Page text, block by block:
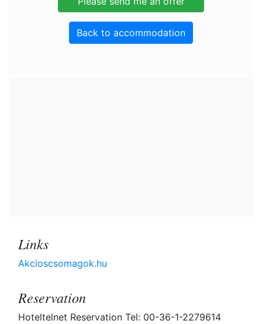
Back to accommodation
Links
Akcioscsomagok.hu
Reservation
Hoteltelnet Reservation Tel: 00-36-1-2279614